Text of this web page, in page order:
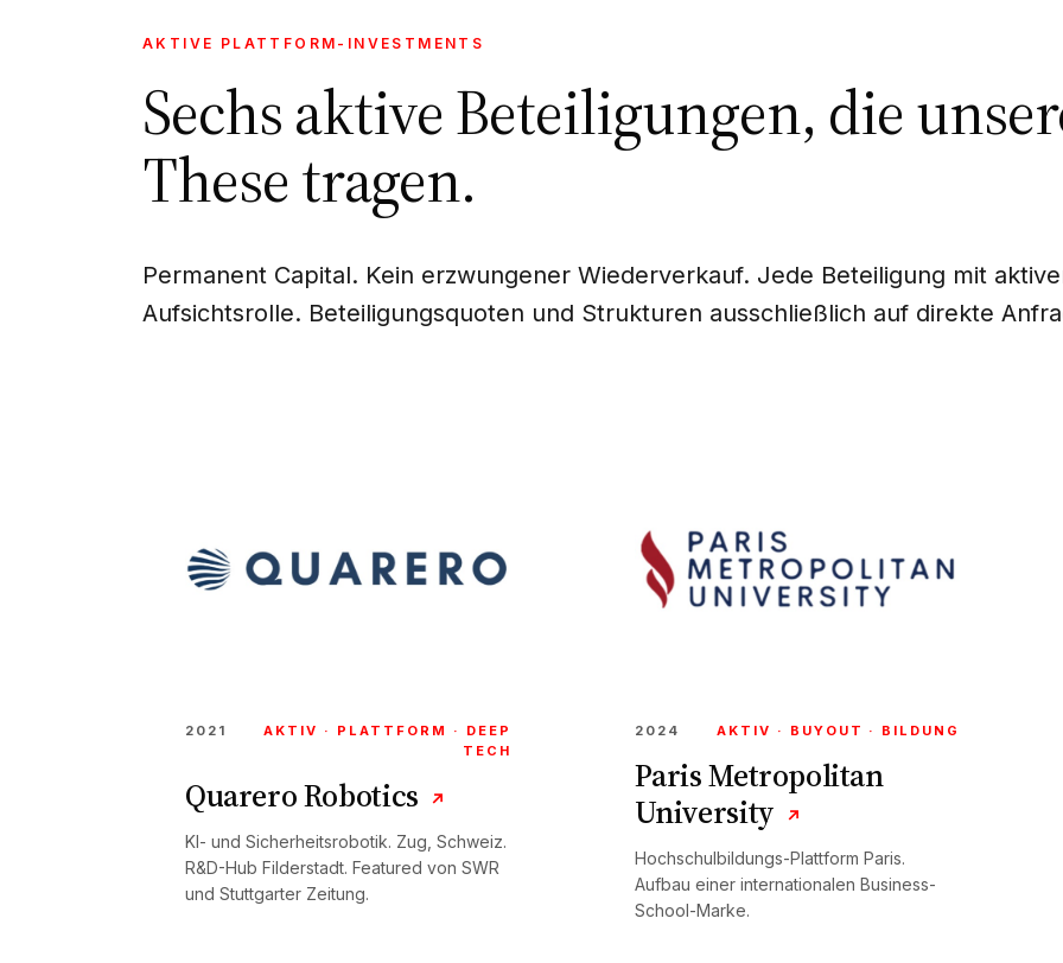
AKTIVE PLATTFORM-INVESTMENTS
Sechs aktive Beteiligungen, die
These tragen.
Permanent Capital. Kein erzwungener Wiederverkauf. Jede Beteiligung mit
Aufsichtsrolle. Beteiligungsquoten und Strukturen ausschließlich auf direkte
2021
AKTIV · PLATTFORM · DEEP
TECH
Quarero Robotics ↗
KI- und Sicherheitsrobotik. Zug, Schweiz.
R&D-Hub Filderstadt. Featured von SWR
und Stuttgarter Zeitung.
2024 AKTIV · BUYOUT · BILDUNG
Paris Metropolitan
University
↗
Hochschulbildungs-Plattform Paris.
Aufbau einer internationalen Business-
School-Marke.